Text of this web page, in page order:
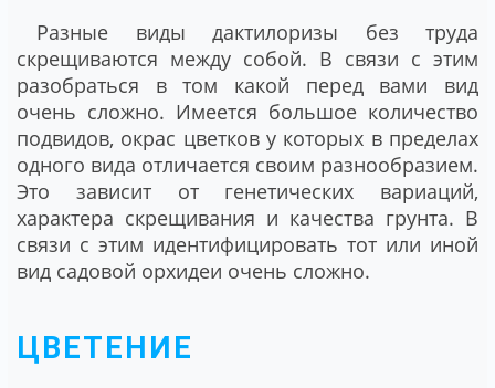
Разные виды дактилоризы без труда
скрещиваются между собой. В связи с этим
разобраться в том какой перед вами вид
очень сложно. Имеется большое количество
подвидов, окрас цветков у которых в пределах
одного вида отличается своим разнообразием.
Это зависит от генетических вариаций,
характера скрещивания и качества грунта. В
связи с этим идентифицировать тот или иной
вид садовой орхидеи очень сложно.
ЦВЕТЕНИЕ